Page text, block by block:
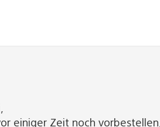
einiger Zeit noch